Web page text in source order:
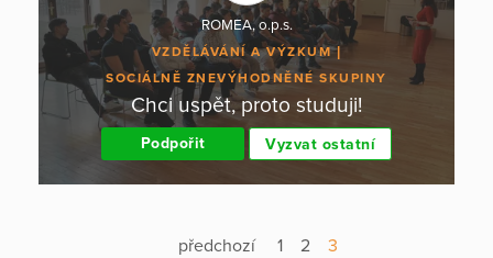
ROMEA, o.p.s.
VZDĚLÁVÁNÍ A VÝZKUM
SOCIÁLNĚ ZNEVÝHODNĚNÉ SKUPINY
Chci uspět, proto studuji!
Podpořit Vyzvat ostatní
předchozí 1 2 3